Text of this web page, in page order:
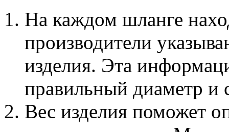
На каждом шланге
производители
изделия. Эта
правильный диаметр и
Вес изделия поможет